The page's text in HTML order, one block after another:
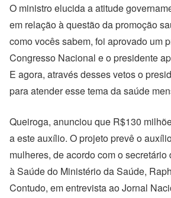
O ministro elucida a atitude
em relação à questão da promoção
como vocês sabem, foi aprovado um
Congresso Nacional e o presidente
E agora, através desses vetos o
para atender esse tema da saúde
Queiroga, anunciou que R$130
a este auxílio. O projeto prevê o
mulheres, de acordo com o
à Saúde do Ministério da Saúde,
Contudo, em entrevista ao Jornal